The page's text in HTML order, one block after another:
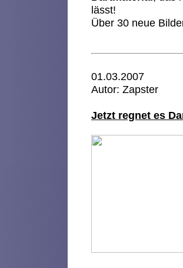
lässt!
Über 30 neue
01.03.2007
Autor: Zapster
Jetzt regnet es